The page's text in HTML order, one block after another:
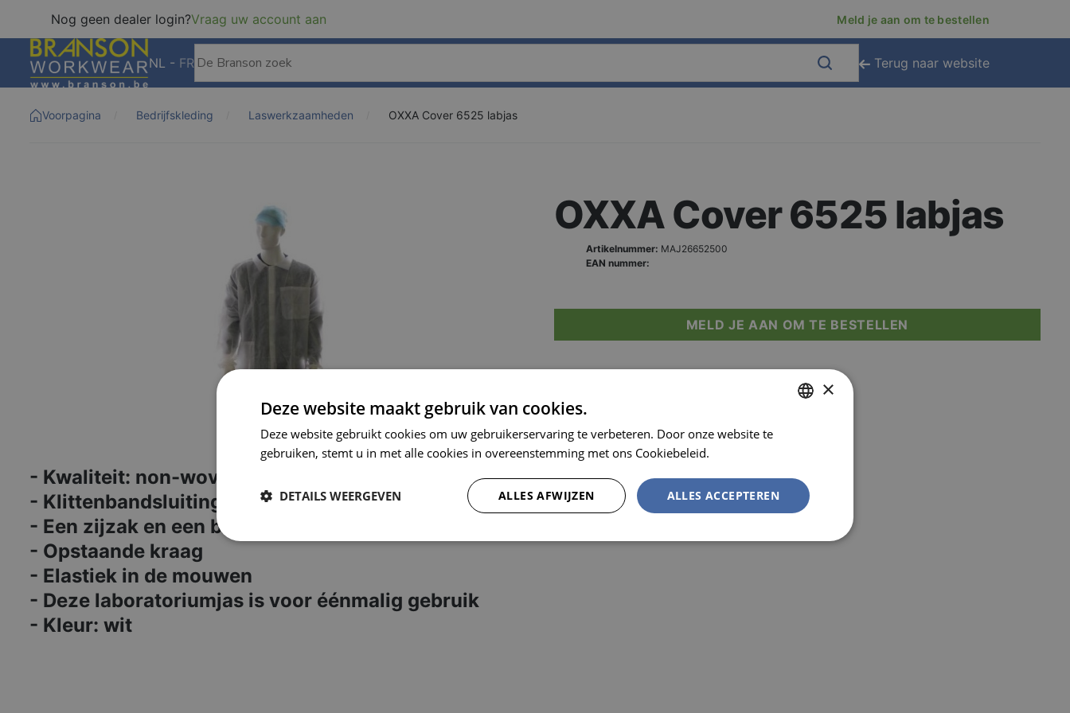
Nog geen dealer login?Vraag uw account aan Meld je aan om te bestellen
NL - FR Terug naar website
Voorpagina Bedrijfskleding Laswerkzaamheden OXXA Cover 6525 labjas
OXXA Cover 6525 labjas
Artikelnummer: MAJ26652500
EAN nummer:
MELD JE AAN OM TE BESTELLEN
- Kwaliteit: non-woven polypropyleen (ca 40 grams)
- Klittenbandsluiting
- Een zijzak en een borstzak
- Opstaande kraag
- Elastiek in de mouwen
- Deze laboratoriumjas is voor éénmalig gebruik
- Kleur: wit
×
Deze website maakt gebruik van cookies.
Deze website gebruikt cookies om uw gebruikerservaring te verbeteren. Door onze website te
gebruiken, stemt u in met alle cookies in overeenstemming met ons Cookiebeleid.
ALLES ACCEPTEREN
ALLES AFWIJZEN
DETAILS WEERGEVEN
Strikt
Prestatie Targeting Functioneel
Niet-